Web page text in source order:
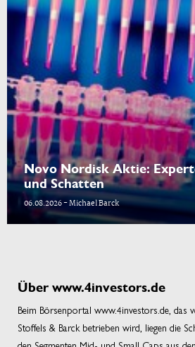
Novo Nordisk Aktie:
und Schatten
06.08.2026 - Michael Barck
Über www.4investors.de
Beim Börsenportal www.4investors.de, das
Stoffels & Barck betrieben wird, liegen die